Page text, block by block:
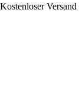
Kostenloser Versand